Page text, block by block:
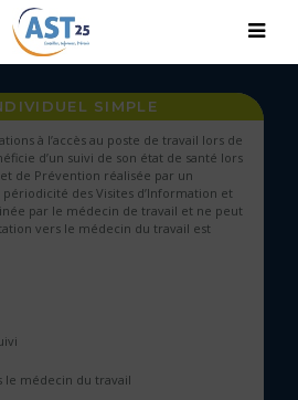
SIMPLE
à l’accès au poste de travail lors de
d’un suivi de son état de santé lors
de Prévention réalisée par un
des Visites d’Information et
par le médecin de travail et ne peut
vers le médecin du travail est
le médecin du travail